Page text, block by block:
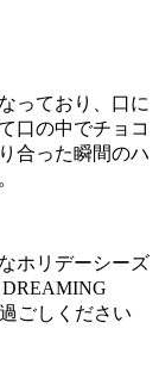
っており、口に
口の中でチョコ
合った瞬間のハ
ホリデーシーズ
ごしください